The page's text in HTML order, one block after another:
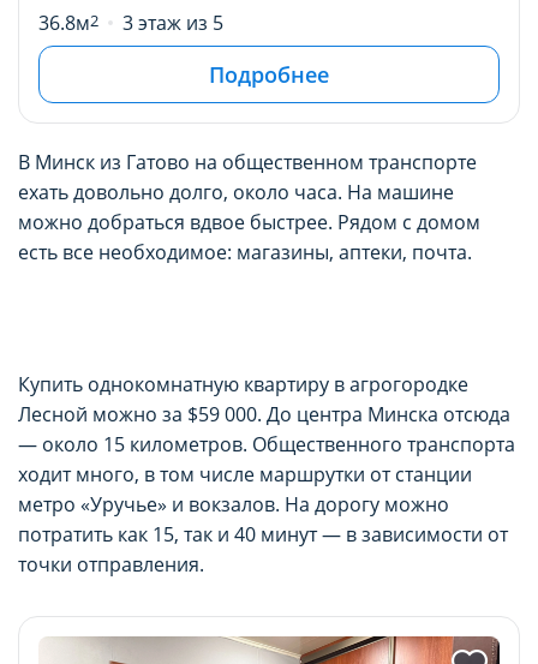
36.8м2 3 этаж из 5
Подробнее
В Минск из Гатово на общественном транспорте
ехать довольно долго, около часа. На машине
можно добраться вдвое быстрее. Рядом с домом
есть все необходимое: магазины, аптеки, почта.
Купить однокомнатную квартиру в агрогородке
Лесной можно за $59 000. До центра Минска отсюда
— около 15 километров. Общественного транспорта
ходит много, в том числе маршрутки от станции
метро «Уручье» и вокзалов. На дорогу можно
потратить как 15, так и 40 минут — в зависимости от
точки отправления.